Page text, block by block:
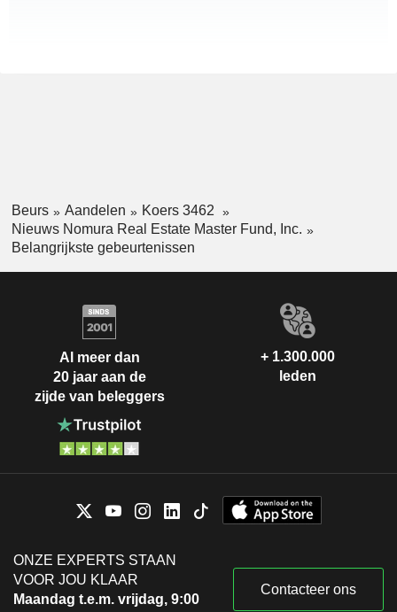
Beurs Aandelen
Koers 3462
Nieuws Nomura Real Estate Master Fund, Inc.
Belangrijkste gebeurtenissen
Al meer dan
20 jaar aan de
zijde van beleggers
+ 1.300.000
leden
ONZE EXPERTS STAAN
VOOR JOU KLAAR
Maandag t.e.m. vrijdag, 9:00
Contacteer ons